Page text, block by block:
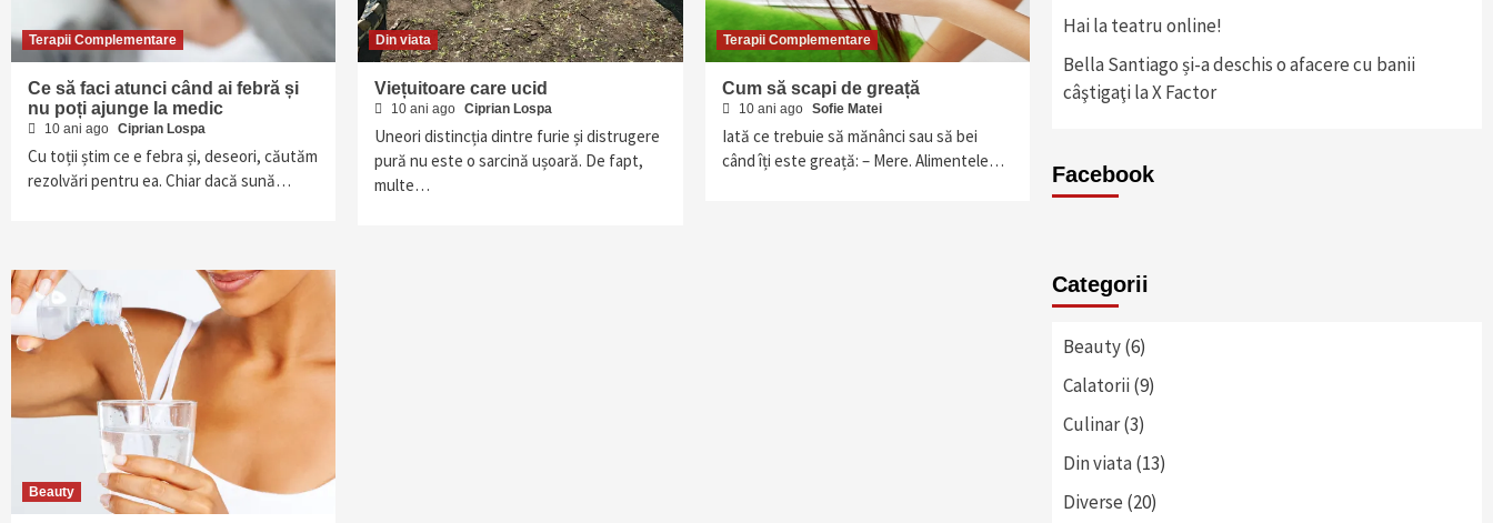
Terapii Complementare
Ce să faci atunci când ai febră și
nu poți ajunge la medic
10 ani ago Ciprian Lospa
Cu toții știm ce e febra și, deseori, căutăm
rezolvări pentru ea. Chiar dacă sună…
Din viata
Viețuitoare care ucid
10 ani ago Ciprian Lospa
Uneori distincția dintre furie și distrugere
pură nu este o sarcină ușoară. De fapt,
multe…
Terapii Complementare
Cum să scapi de greață
10 ani ago Sofie Matei
Iată ce trebuie să mănânci sau să bei
când îți este greață: – Mere. Alimentele…
Beauty
Hai la teatru online!
Bella Santiago și-a deschis o afacere cu banii
câştigaţi la X Factor
Facebook
Categorii
Beauty(6)
Calatorii(9)
Culinar(3)
Din viata(13)
Diverse (20)